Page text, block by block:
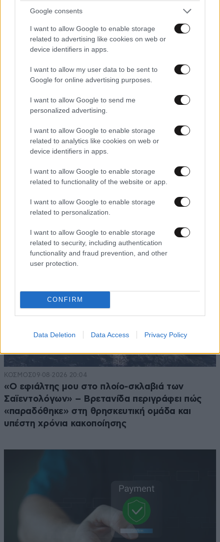
Google consents
I want to allow Google to enable storage
related to advertising like cookies on web or
device identifiers in apps.
I want to allow my user data to be sent to
Google for online advertising purposes.
I want to allow Google to send me
personalized advertising.
I want to allow Google to enable storage
related to analytics like cookies on web or
device identifiers in apps.
I want to allow Google to enable storage
related to functionality of the website or app.
I want to allow Google to enable storage
related to personalization.
I want to allow Google to enable storage
related to security, including authentication
functionality and fraud prevention, and other
user protection.
CONFIRM
Data Deletion Data Access Privacy Policy
ΚΟΣΜΟΣ09·08·2026 20:04
«Ο εφιάλτης μου στο πλοίο-σκλαβιά των
Σαϊεντολόγων» – Βρετανίδα περιγράφει πώς
«παραδόθηκε» στη θρησκευτική ομάδα και
υπέστη χρόνια κακοποίησης